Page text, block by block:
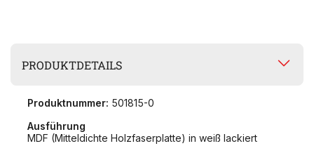
PRODUKTDETAILS
Produktnummer: 501815-0
Ausführung
MDF (Mitteldichte Holzfaserplatte) in weiß lackiert